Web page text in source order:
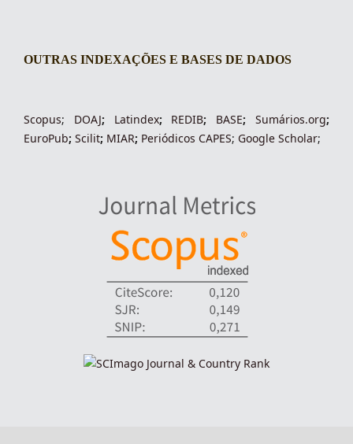
indexacoes-fronteiras
OUTRAS INDEXAÇÕES E BASES DE DADOS
Scopus; DOAJ; Latindex; REDIB; BASE;Sumários.org;
EuroPub; Scilit; MIAR; Periódicos CAPES; Google Scholar;
indexadores-fronteiras